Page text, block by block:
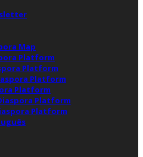
Map
Platform
Platform
Platform
Platform
Platform
Platform